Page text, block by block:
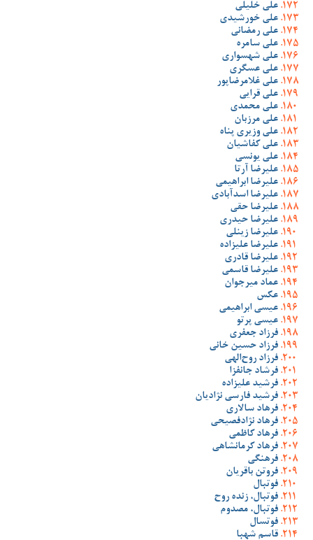
علی خلیلی
علی خورشیدی
علی رمضانی
علی سامره
علی شهسواری
علی عسگری
علی غلامرضاپور
علی قرایی
علی محمدی
علی مرزبان
علی وزیری پناه
علی کفاشیان
علی یونسی
علیرضا آرتا
علیرضا ابراهیمی
علیرضا اسدآبادی
علیرضا حقی
علیرضا حیدری
علیرضا زینلی
علیرضا علیزاده
علیرضا قادری
علیرضا قاسمی
عماد میرجوان
عکس
عیسی ابراهیمی
عیسی پرتو
فرزاد جعفری
فرزاد حسین خانی
فرزاد روح‌الهی
فرشاد جانفزا
فرشید علیزاده
فرشید فارسی نژادیان
فرهاد سالاری
فرهاد نژادفصیحی
فرهاد کاظمی
فرهاد کرمانشاهی
فرهنگی
فروتن باقریان
فوتبال
فوتبال، زنده روح
فوتبال، مصدوم
فوتسال
قاسم شهبا